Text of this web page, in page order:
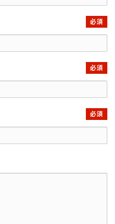
必須
必須
必須